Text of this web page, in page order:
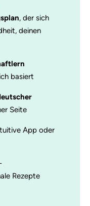
, der sich
deinen
basiert
Seite
App oder
Rezepte